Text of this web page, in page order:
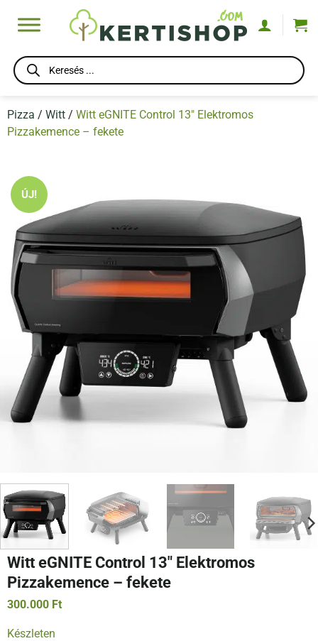
Products
search
Pizza / Witt / Witt eGNITE Control 13″ Elektromos
Pizzakemence – fekete
ÚJ!
Witt eGNITE Control 13″ Elektromos
Pizzakemence – fekete
300.000 Ft
Készleten